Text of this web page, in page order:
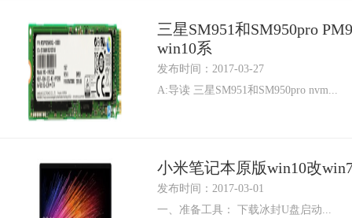
三星SM951和SM950pro
win10系
发布时间：2017-03-27
A:导读 三星SM951和SM950pro nvm...
小米笔记本原版win10改
发布时间：2017-03-01
一、准备工具： 下载冰封U盘启动...